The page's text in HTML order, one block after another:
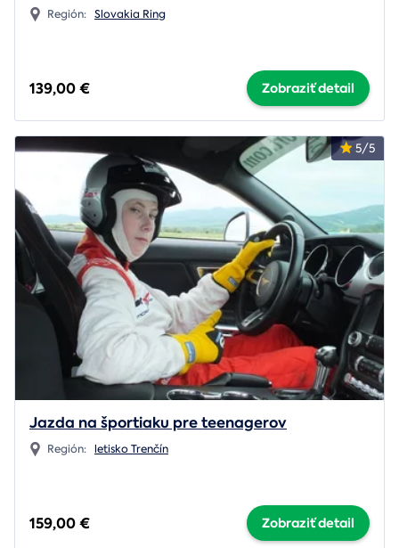
Región: Slovakia Ring
139,00 € Zobraziť detail
5/5
Jazda na športiaku pre teenagerov
Región: letisko Trenčín
159,00 € Zobraziť detail